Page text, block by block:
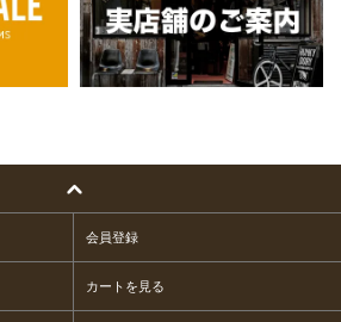
会員登録
カートを見る